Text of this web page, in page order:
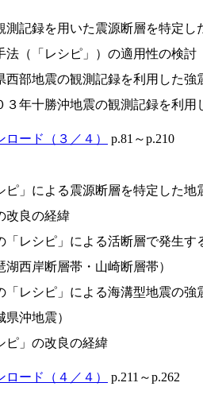
測記録を用いた震源断層を特定し
（「レシピ」）の適用性の検討
部地震の観測記録を利用した強
ード（３／４）
p.81～p.210
ピ」による震源断層を特定した
良の経緯
レシピ」による活断層で発生す
断層帯・山崎断層帯）
レシピ」による海溝型地震の強
地震）
ード（４／４）
p.211～p.262